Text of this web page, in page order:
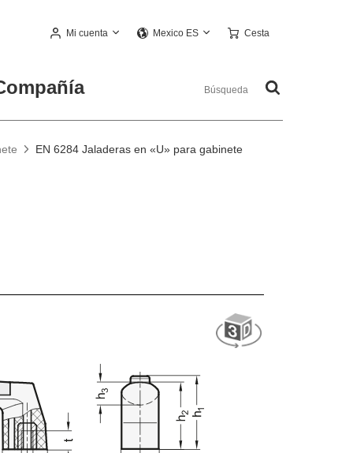
Mi cuenta Mexico ES Cesta
EN 6284 Jaladeras en «U» para gabinete